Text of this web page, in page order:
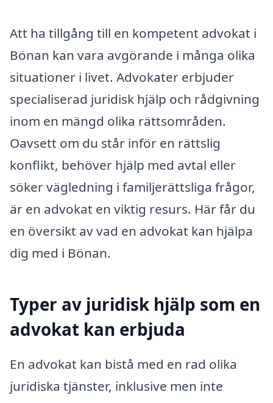
Att ha tillgång till en kompetent advokat i
Bönan kan vara avgörande i många olika
situationer i livet. Advokater erbjuder
specialiserad juridisk hjälp och rådgivning
inom en mängd olika rättsområden.
Oavsett om du står inför en rättslig
konflikt, behöver hjälp med avtal eller
söker vägledning i familjerättsliga frågor,
är en advokat en viktig resurs. Här får du
en översikt av vad en advokat kan hjälpa
dig med i Bönan.
Typer av juridisk hjälp som en
advokat kan erbjuda
En advokat kan bistå med en rad olika
juridiska tjänster, inklusive men inte